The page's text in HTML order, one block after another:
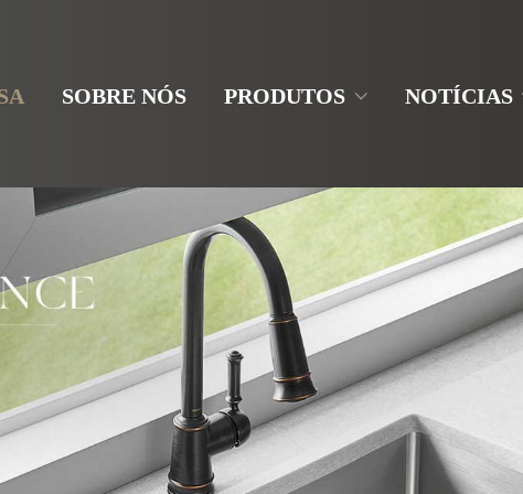
SOBRE NÓS PRODUTOS NOTÍCIAS